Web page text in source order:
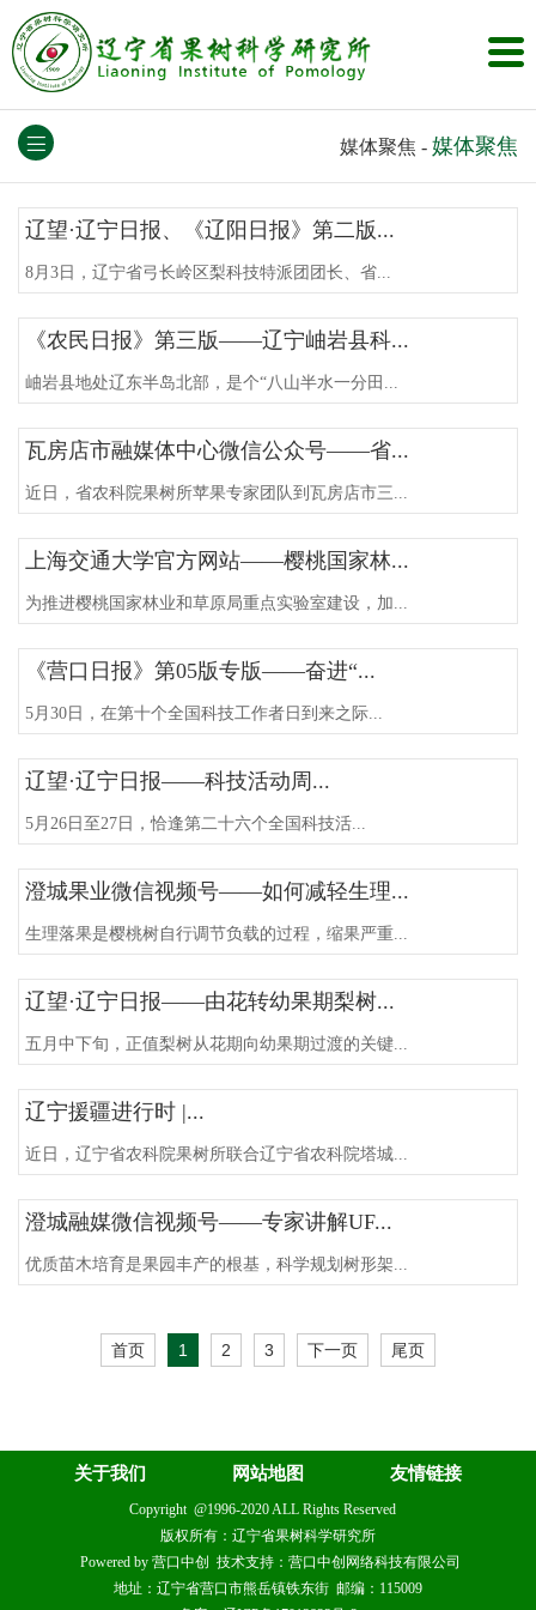
媒体聚焦 - 媒体聚焦
辽望·辽宁日报、《辽阳日报》第二版...
8月3日，辽宁省弓长岭区梨科技特派团团长、省...
《农民日报》第三版——辽宁岫岩县科...
岫岩县地处辽东半岛北部，是个“八山半水一分田...
瓦房店市融媒体中心微信公众号——省...
近日，省农科院果树所苹果专家团队到瓦房店市三...
上海交通大学官方网站——樱桃国家林...
为推进樱桃国家林业和草原局重点实验室建设，加...
《营口日报》第05版专版——奋进“...
5月30日，在第十个全国科技工作者日到来之际...
辽望·辽宁日报——科技活动周...
5月26日至27日，恰逢第二十六个全国科技活...
澄城果业微信视频号——如何减轻生理...
生理落果是樱桃树自行调节负载的过程，缩果严重...
辽望·辽宁日报——由花转幼果期梨树...
五月中下旬，正值梨树从花期向幼果期过渡的关键...
辽宁援疆进行时 |...
近日，辽宁省农科院果树所联合辽宁省农科院塔城...
澄城融媒微信视频号——专家讲解UF...
优质苗木培育是果园丰产的根基，科学规划树形架...
首页 1 2 3 下一页 尾页
关于我们 网站地图 友情链接
Copyright @1996-2020 ALL Rights Reserved
版权所有：辽宁省果树科学研究所
Powered by 营口中创 技术支持：营口中创网络科技有限公司
地址：辽宁省营口市熊岳镇铁东街 邮编：115009